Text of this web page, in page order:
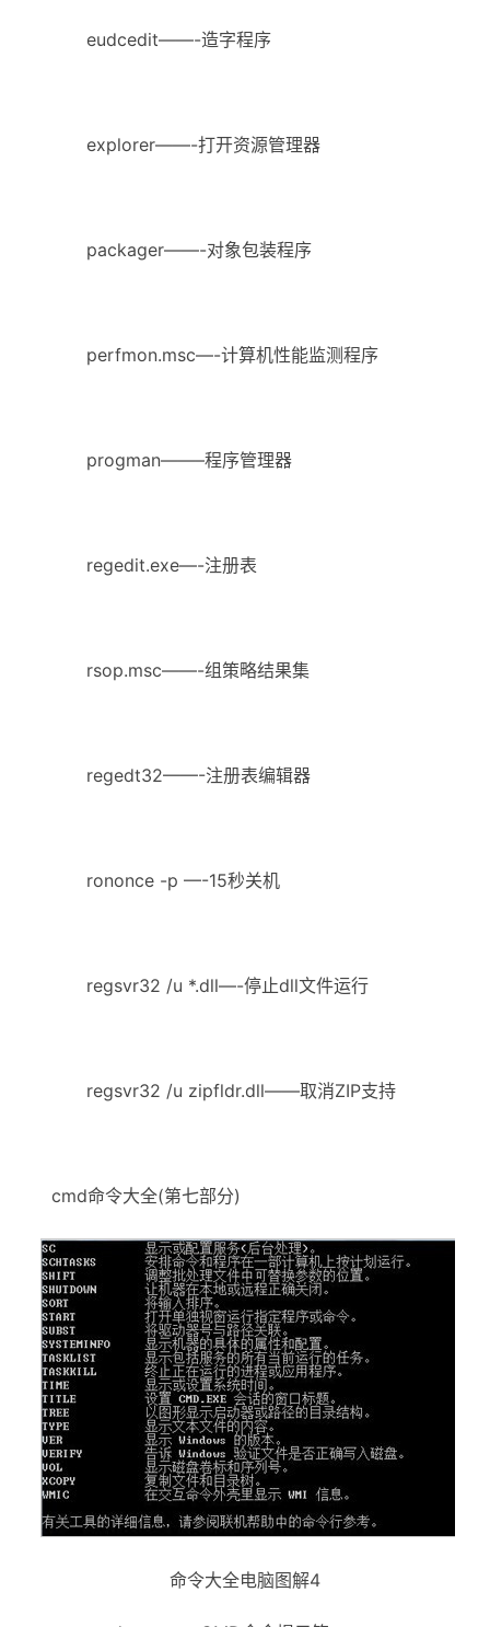
eudcedit——-造字程序
explorer——-打开资源管理器
packager——-对象包装程序
perfmon.msc—-计算机性能监测程序
progman——–程序管理器
regedit.exe—-注册表
rsop.msc——-组策略结果集
regedt32——-注册表编辑器
rononce -p —-15秒关机
regsvr32 /u *.dll—-停止dll文件运行
regsvr32 /u zipfldr.dll——取消ZIP支持
cmd命令大全(第七部分)
命令大全电脑图解4